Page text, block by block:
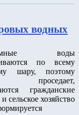
водных
воды
по всему
шару, поэтому
проседает,
гражданские
сельское хозяйство